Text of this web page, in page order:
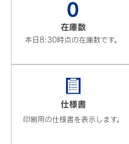
0
在庫数
本日8:30時点の在庫数です。
仕様書
印刷用の仕様書を表示します。